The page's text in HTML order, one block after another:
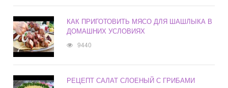
КАК ПРИГОТОВИТЬ МЯСО ДЛЯ ШАШЛЫКА В
ДОМАШНИХ УСЛОВИЯХ
9440
РЕЦЕПТ САЛАТ СЛОЕНЫЙ С ГРИБАМИ